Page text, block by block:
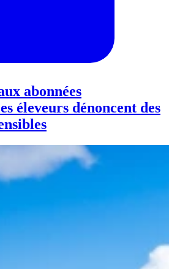
abonnées
éleveurs dénoncent des